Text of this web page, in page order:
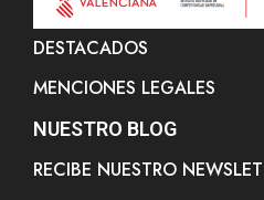
DESTACADOS
MENCIONES LEGALES
NUESTRO BLOG
RECIBE NUESTRO